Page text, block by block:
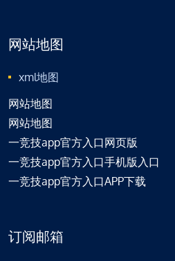
网站地图
xml地图
网站地图
网站地图
一竞技app官方入口网页版
一竞技app官方入口手机版入口
一竞技app官方入口APP下载
订阅邮箱